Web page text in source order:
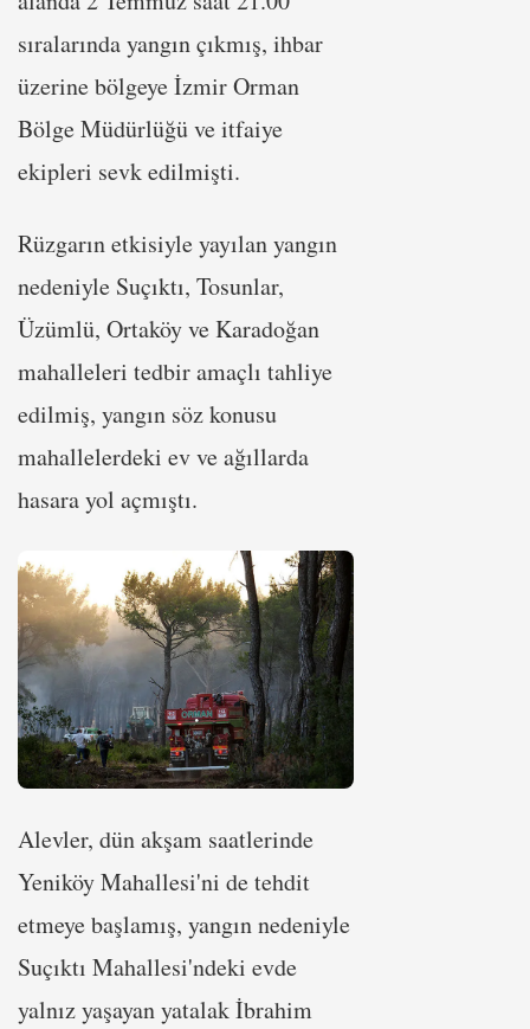
sıralarında yangın çıkmış, ihbar
üzerine bölgeye İzmir Orman
Bölge Müdürlüğü ve itfaiye
ekipleri sevk edilmişti.
Rüzgarın etkisiyle yayılan yangın
nedeniyle Suçıktı, Tosunlar,
Üzümlü, Ortaköy ve Karadoğan
mahalleleri tedbir amaçlı tahliye
edilmiş, yangın söz konusu
mahallelerdeki ev ve ağıllarda
hasara yol açmıştı.
Alevler, dün akşam saatlerinde
Yeniköy Mahallesi'ni de tehdit
etmeye başlamış, yangın nedeniyle
Suçıktı Mahallesi'ndeki evde
yalnız yaşayan yatalak İbrahim